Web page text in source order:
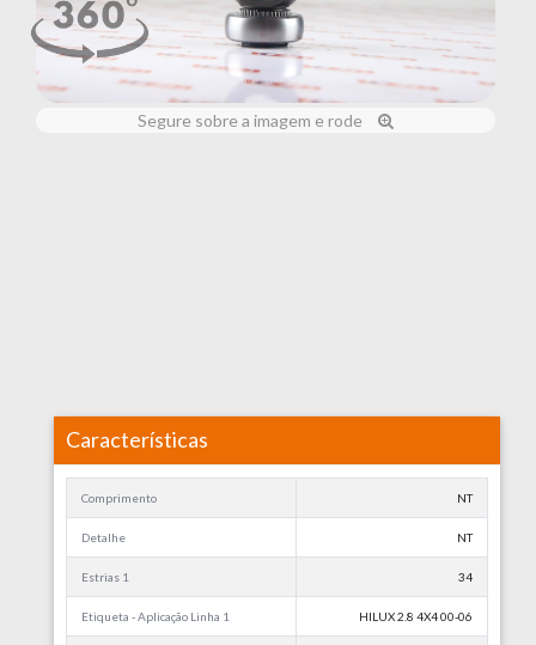
Segure sobre a imagem e rode
Características
Comprimento NT
Detalhe NT
Estrias 1 34
Etiqueta - Aplicação Linha 1 HILUX 2.8 4X4 00-06